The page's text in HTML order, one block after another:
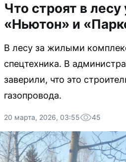
Что строят в
«Ньютон» и
В лесу за жилыми
спецтехника. В
заверили, что это
газопровода.
20 марта, 2026, 03:55 45